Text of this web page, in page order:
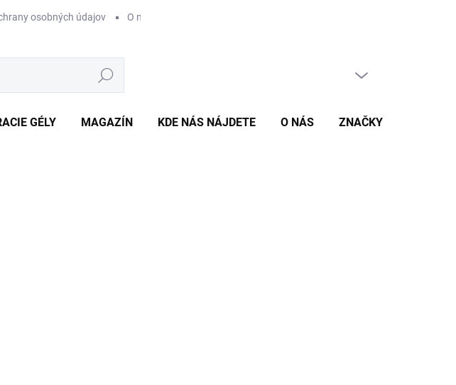
osobných údajov O nás
Hľadať
GÉLY MAGAZÍN KDE NÁS NÁJDETE O NÁS ZNAČKY